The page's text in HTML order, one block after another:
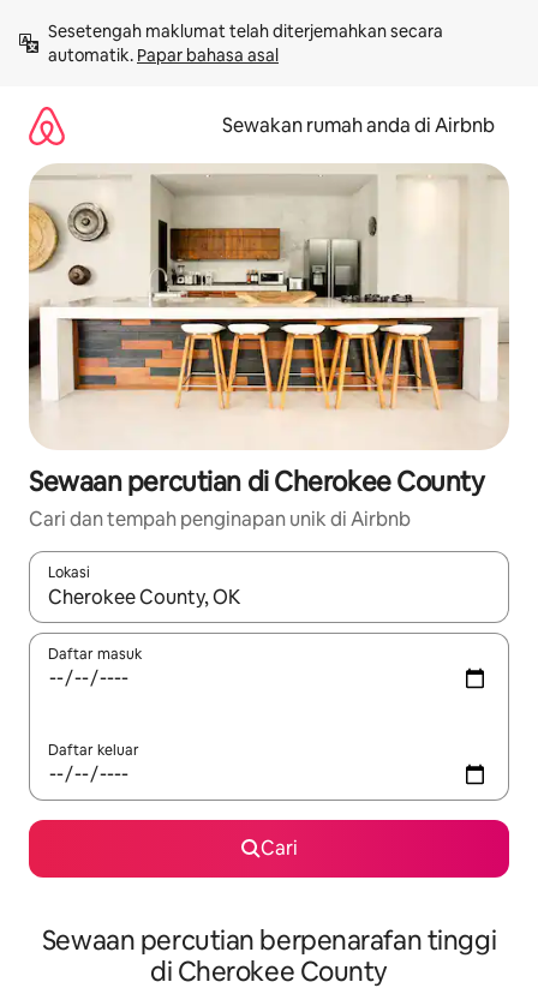
kandungan
Sesetengah maklumat telah diterjemahkan secara
automatik. Papar bahasa asal
Sewakan rumah anda di Airbnb
Sewaan percutian di Cherokee County
Cari dan tempah penginapan unik di Airbnb
Lokasi
Apabila hasil tersedia, navigasi dengan kekunci anak panah
Daftar masuk
Daftar keluar
Cari
Sewaan percutian berpenarafan tinggi
di Cherokee County